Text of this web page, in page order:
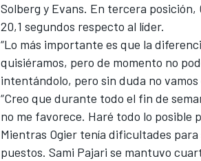
Solberg y Evans. En tercera
20,1 segundos respecto al líder.
“Lo más importante es que la
quisiéramos, pero de momento no
intentándolo, pero sin duda no
“Creo que durante todo el fin de
no me favorece. Haré todo lo posible
Mientras Ogier tenía dificultades
puestos. Sami Pajari se mantuvo